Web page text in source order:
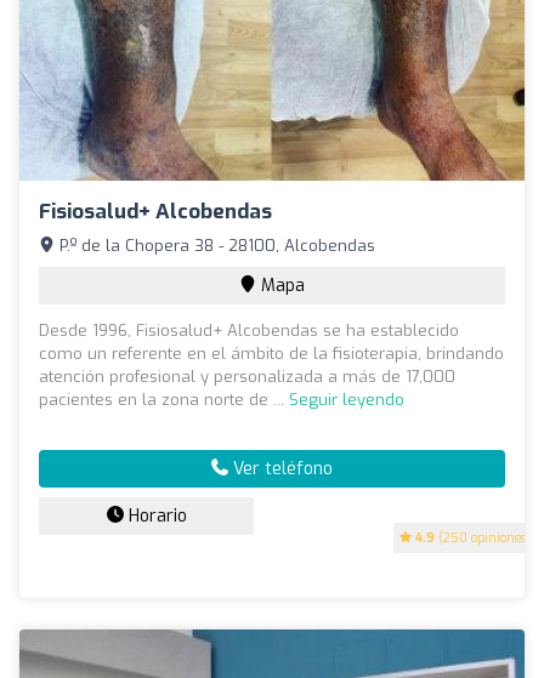
Fisiosalud+ Alcobendas
4.9 (250 opiniones)
P.º de la Chopera 38 - 28100, Alcobendas
Mapa
Desde 1996, Fisiosalud+ Alcobendas se ha establecido
como un referente en el ámbito de la fisioterapia, brindando
atención profesional y personalizada a más de 17,000
pacientes en la zona norte de ... Seguir leyendo
Ver teléfono
Horario